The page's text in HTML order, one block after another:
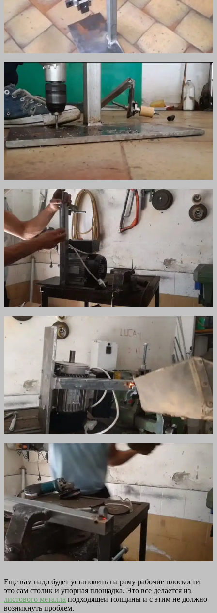
Еще вам надо будет установить на раму рабочие плоскости,
это сам столик и упорная площадка. Это все делается из
листового металла подходящей толщины и с этим не должно
возникнуть проблем.